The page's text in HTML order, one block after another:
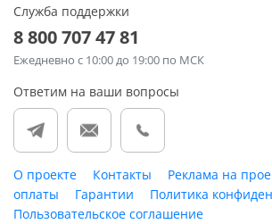
Служба поддержки
8 800 707 47 81
Ежедневно с 10:00 до 19:00 по МСК
Ответим на ваши вопросы
О проекте Контакты Реклама на
оплаты
Гарантии
Политика
Пользовательское соглашение